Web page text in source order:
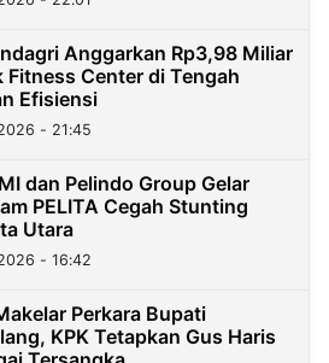
Anggarkan Rp3,98 Miliar
Fitness Center di Tengah
Efisiensi
- 21:45
dan Pelindo Group Gelar
PELITA Cegah Stunting
Utara
- 16:42
Perkara Bupati
KPK Tetapkan Gus Haris